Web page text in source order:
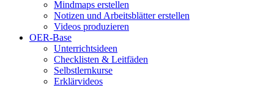
Mindmaps erstellen
Notizen und Arbeitsblätter erstellen
Videos produzieren
OER-Base
Unterrichtsideen
Checklisten & Leitfäden
Selbstlernkurse
Erklärvideos